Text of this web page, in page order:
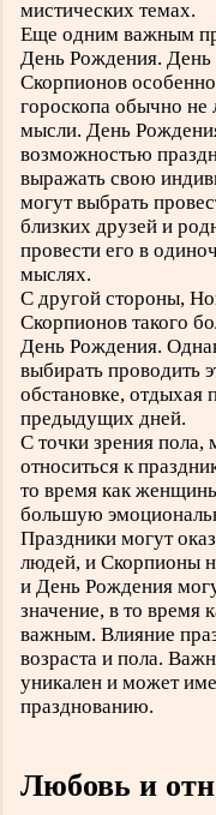
мистических темах.
Еще одним важным
День Рождения.
Скорпионов
гороскопа обычно не
мысли. День
возможностью
выражать свою
могут выбрать
близких друзей и
провести его в
мыслях.
С другой стороны,
Скорпионов такого
День Рождения.
выбирать проводить
обстановке, отдыхая
предыдущих дней.
С точки зрения
относиться к
то время как
большую
Праздники могут
людей, и Скорпионы
и День Рождения
значение, в то время
важным. Влияние
возраста и пола.
уникален и может
празднованию.
Любовь и